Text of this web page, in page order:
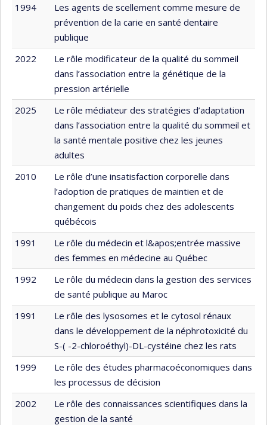
1994
Les agents de scellement comme mesure de
prévention de la carie en santé dentaire
publique
2022
Le rôle modificateur de la qualité du sommeil
dans l’association entre la génétique de la
pression artérielle
2025
Le rôle médiateur des stratégies d’adaptation
dans l’association entre la qualité du sommeil et
la santé mentale positive chez les jeunes
adultes
2010
Le rôle d’une insatisfaction corporelle dans
l’adoption de pratiques de maintien et de
changement du poids chez des adolescents
québécois
1991
Le rôle du médecin et l&apos;entrée massive
des femmes en médecine au Québec
1992
Le rôle du médecin dans la gestion des services
de santé publique au Maroc
1991
Le rôle des lysosomes et le cytosol rénaux
dans le développement de la néphrotoxicité du
S-( -2-chloroéthyl)-DL-cystéine chez les rats
1999
Le rôle des études pharmacoéconomiques dans
les processus de décision
2002
Le rôle des connaissances scientifiques dans la
gestion de la santé